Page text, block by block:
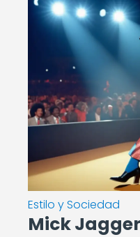
Estilo y Sociedad
Mick